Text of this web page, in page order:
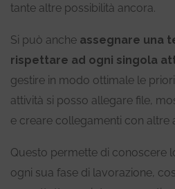
tante altre possibilità ancora.
Si può anche assegnare una
rispettare ad ogni singola
gestire in modo ottimale le
attività si posso allegare file,
e creare collegamenti con altre
Questo permette di conoscere
ogni sua fase di lavorazione,